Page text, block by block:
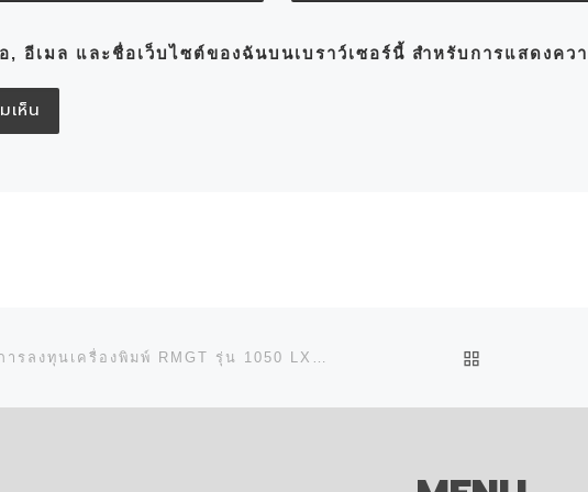
, อีเมล และชื่อเว็บไซต์ของฉันบนเบราว์เซอร์นี้ สำหรับการแสดงคว
ขอขอบคุณลูกค้าที่ไว้วางใจในการลงทุนเครื่องพิมพ์ RMGT รุ่น 1050 LX กับ CYBER SM BACK TO